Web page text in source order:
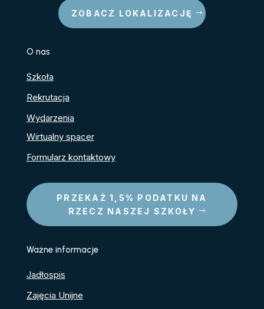
ZOBACZ LOKALIZACJĘ
O nas
Szkoła
Rekrutacja
Wydarzenia
Wirtualny spacer
Formularz kontaktowy
PRZEKAŻ 1,5% PODATKU NA
RZECZ NASZEJ SZKOŁY
Ważne informacje
Jadłospis
Zajęcia Unijne